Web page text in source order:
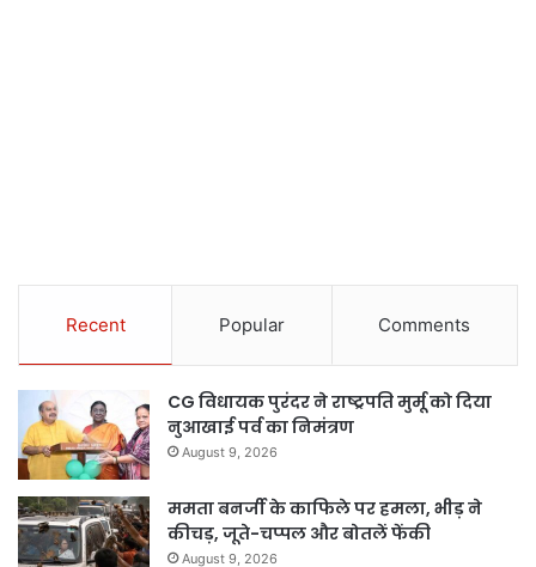
Recent Popular Comments
CG विधायक पुरंदर ने राष्ट्रपति मुर्मू को दिया
नुआखाई पर्व का निमंत्रण
August 9, 2026
ममता बनर्जी के काफिले पर हमला, भीड़ ने
कीचड़, जूते-चप्पल और बोतलें फेंकी
August 9, 2026